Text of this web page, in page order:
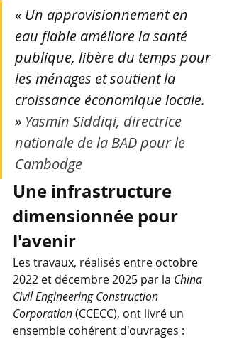
« Un approvisionnement en
eau fiable améliore la santé
publique, libère du temps pour
les ménages et soutient la
croissance économique locale.
» Yasmin Siddiqi, directrice
nationale de la BAD pour le
Cambodge
Une infrastructure
dimensionnée pour
l'avenir
Les travaux, réalisés entre octobre
2022 et décembre 2025 par la China
Civil Engineering Construction
Corporation (CCECC), ont livré un
ensemble cohérent d'ouvrages :